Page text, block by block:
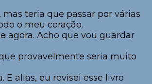
teria que passar por várias
o meu coração.
agora. Acho que vou guardar
provavelmente seria muito
alias, eu revisei esse livro